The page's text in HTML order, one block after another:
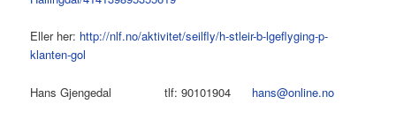
Eller her: http://nlf.no/aktivitet/seilfly/h-stleir-b-lgeflyging-p-
klanten-gol
Hans Gjengedal tlf: 90101904 hans@online.no